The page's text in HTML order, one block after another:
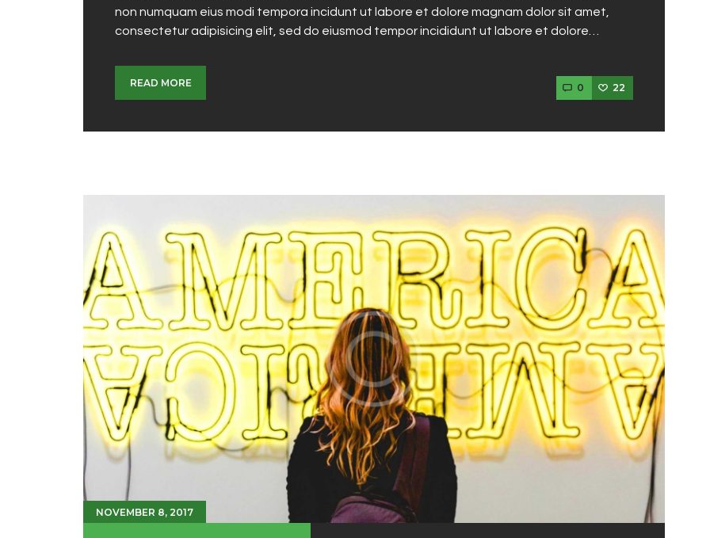
non numquam eius modi tempora incidunt ut labore et dolore magnam dolor sit amet,
consectetur adipisicing elit, sed do eiusmod tempor incididunt ut labore et dolore…
READ MORE 0 22
NOVEMBER 8, 2017